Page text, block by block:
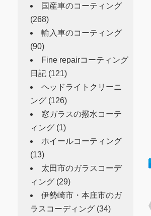
国産車のコーティング
(268)
輸入車のコーティング
(90)
Fine repairコーティング
日記 (121)
ヘッドライトクリーニ
ング (126)
窓ガラスの撥水コーテ
ィング (1)
ホイールコーティング
(13)
太田市のガラスコーデ
ィング (29)
伊勢崎市・本庄市のガ
ラスコーディング (34)